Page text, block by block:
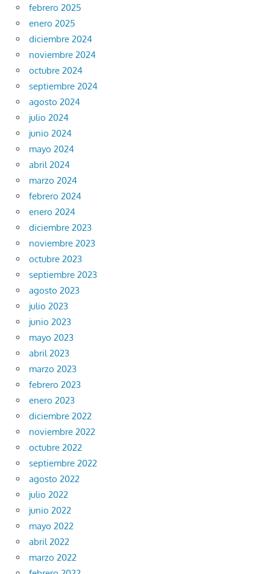
febrero 2025
enero 2025
diciembre 2024
noviembre 2024
octubre 2024
septiembre 2024
agosto 2024
julio 2024
junio 2024
mayo 2024
abril 2024
marzo 2024
febrero 2024
enero 2024
diciembre 2023
noviembre 2023
octubre 2023
septiembre 2023
agosto 2023
julio 2023
junio 2023
mayo 2023
abril 2023
marzo 2023
febrero 2023
enero 2023
diciembre 2022
noviembre 2022
octubre 2022
septiembre 2022
agosto 2022
julio 2022
junio 2022
mayo 2022
abril 2022
marzo 2022